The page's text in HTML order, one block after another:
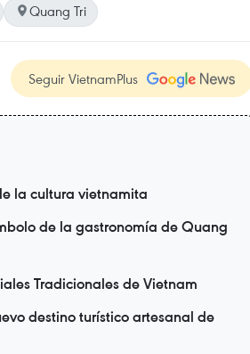
Quang Tri
Seguir VietnamPlus
la cultura vietnamita
de la gastronomía de Quang
Tradicionales de Vietnam
destino turístico artesanal de